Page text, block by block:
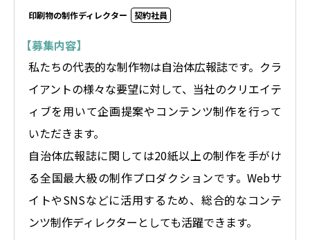
印刷物の制作ディレクター 契約社員
【募集内容】
私たちの代表的な制作物は自治体広報誌です。クラ
イアントの様々な要望に対して、当社のクリエイテ
ィブを用いて企画提案やコンテンツ制作を行って
いただきます。
自治体広報誌に関しては20紙以上の制作を手がけ
る全国最大級の制作プロダクションです。Webサ
イトやSNSなどに活用するため、総合的なコンテ
ンツ制作ディレクターとしても活躍できます。